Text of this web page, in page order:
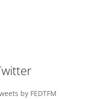
by FEDTFM